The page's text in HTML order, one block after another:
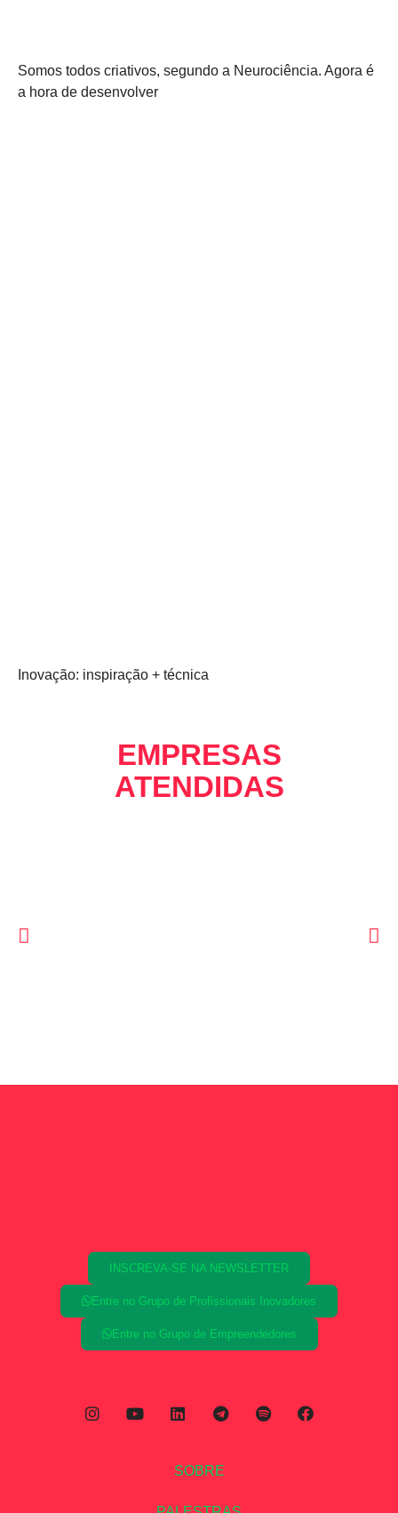
Somos todos criativos, segundo a Neurociência. Agora é
a hora de desenvolver
Inovação: inspiração + técnica
EMPRESAS
ATENDIDAS
INSCREVA-SE NA NEWSLETTER
Entre no Grupo de Profissionais Inovadores
Entre no Grupo de Empreendedores
SOBRE